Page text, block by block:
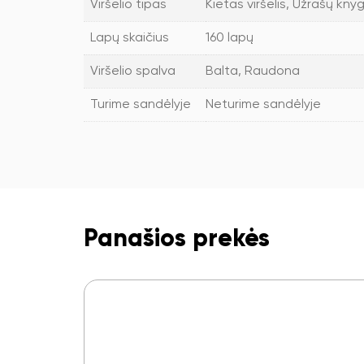
Viršelio tipas Kietas viršelis, Užrašų
Lapų skaičius 160 lapų
Viršelio spalva Balta, Raudona
Turime sandėlyje Neturime sandėlyje
Panašios prekės